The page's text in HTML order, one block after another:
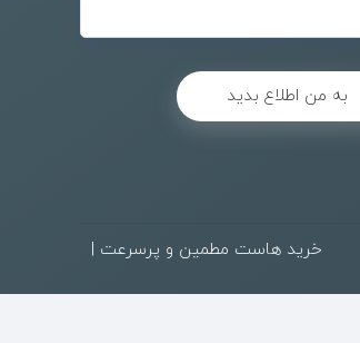
به من اطلاع بدید
خرید هاست مطمین و پرسرعت |